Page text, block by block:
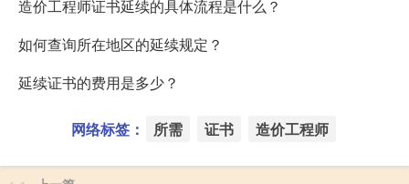
造价工程师证书延续的具体流程是什么？
如何查询所在地区的延续规定？
延续证书的费用是多少？
网络标签： 所需 证书 造价工程师